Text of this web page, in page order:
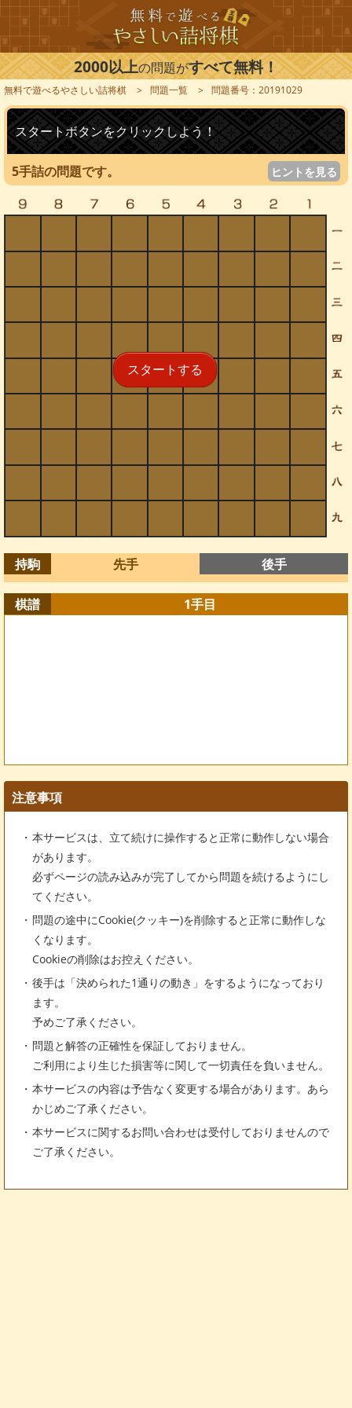
2000以上の問題がすべて無料！
無料で遊べるやさしい詰将棋 問題一覧 問題番号：20191029
スタートボタンをクリックしよう！
5手詰の問題です。 ヒントを見る
スタートする
持駒 先手 後手
棋譜 1手目
注意事項
本サービスは、立て続けに操作すると正常に動作しない場合
があります。
必ずページの読み込みが完了してから問題を続けるようにし
てください。
問題の途中にCookie(クッキー)を削除すると正常に動作しな
くなります。
Cookieの削除はお控えください。
後手は「決められた1通りの動き」をするようになっており
ます。
予めご了承ください。
問題と解答の正確性を保証しておりません。
ご利用により生じた損害等に関して一切責任を負いません。
本サービスの内容は予告なく変更する場合があります。あら
かじめご了承ください。
本サービスに関するお問い合わせは受付しておりませんので
ご了承ください。